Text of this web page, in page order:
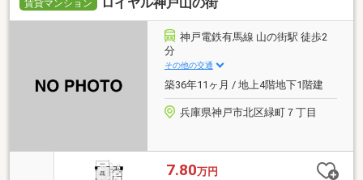
賃貸マンション
神戸電鉄有馬線 山の街駅 徒歩2
分
その他の交通
築36年11ヶ月 / 地上4階地下1階建
兵庫県神戸市北区緑町７丁目
7.80万円